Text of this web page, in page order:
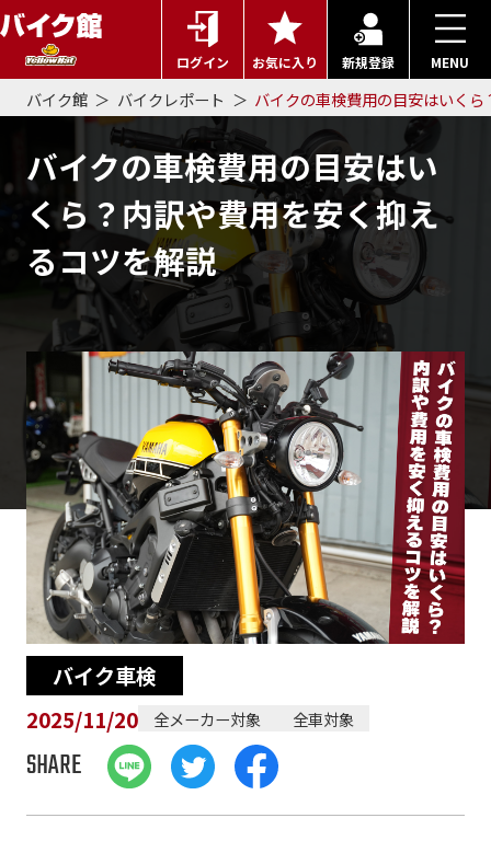
ログイン お気に入り 新規登録 MENU
バイク館 バイクレポート バイクの車検費用の目安はいく
バイクの車検費用の目安はい
くら？内訳や費用を安く抑え
るコツを解説
バイク車検
2025/11/20
全メーカー対象 全車対象
SHARE